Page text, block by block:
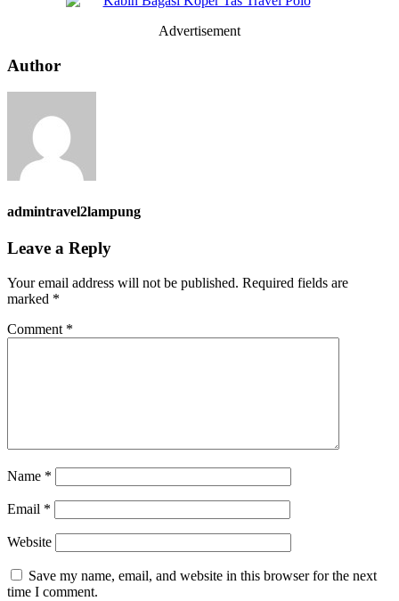
Advertisement
Author
admintravel2lampung
Leave a Reply
Your email address will not be published. Required fields are
marked *
Comment *
Name *
Email *
Website
Save my name, email, and website in this browser for the next
time I comment.